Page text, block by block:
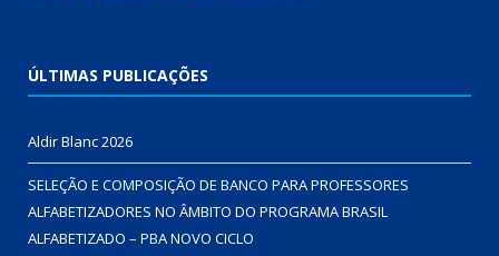
ÚLTIMAS PUBLICAÇÕES
Aldir Blanc 2026
SELEÇÃO E COMPOSIÇÃO DE BANCO PARA PROFESSORES
ALFABETIZADORES NO ÂMBITO DO PROGRAMA BRASIL
ALFABETIZADO – PBA NOVO CICLO